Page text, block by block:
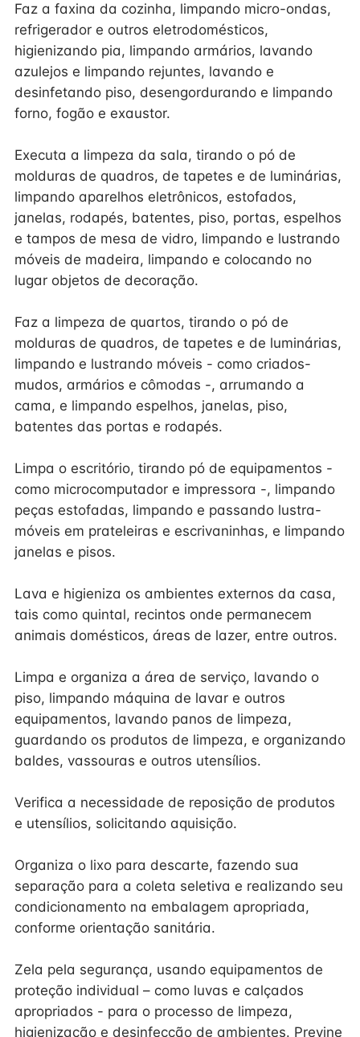
Faz a faxina da cozinha, limpando micro-ondas,
refrigerador e outros eletrodomésticos,
higienizando pia, limpando armários, lavando
azulejos e limpando rejuntes, lavando e
desinfetando piso, desengordurando e limpando
forno, fogão e exaustor.
Executa a limpeza da sala, tirando o pó de
molduras de quadros, de tapetes e de luminárias,
limpando aparelhos eletrônicos, estofados,
janelas, rodapés, batentes, piso, portas, espelhos
e tampos de mesa de vidro, limpando e lustrando
móveis de madeira, limpando e colocando no
lugar objetos de decoração.
Faz a limpeza de quartos, tirando o pó de
molduras de quadros, de tapetes e de luminárias,
limpando e lustrando móveis - como criados-
mudos, armários e cômodas -, arrumando a
cama, e limpando espelhos, janelas, piso,
batentes das portas e rodapés.
Limpa o escritório, tirando pó de equipamentos -
como microcomputador e impressora -, limpando
peças estofadas, limpando e passando lustra-
móveis em prateleiras e escrivaninhas, e limpando
janelas e pisos.
Lava e higieniza os ambientes externos da casa,
tais como quintal, recintos onde permanecem
animais domésticos, áreas de lazer, entre outros.
Limpa e organiza a área de serviço, lavando o
piso, limpando máquina de lavar e outros
equipamentos, lavando panos de limpeza,
guardando os produtos de limpeza, e organizando
baldes, vassouras e outros utensílios.
Verifica a necessidade de reposição de produtos
e utensílios, solicitando aquisição.
Organiza o lixo para descarte, fazendo sua
separação para a coleta seletiva e realizando seu
condicionamento na embalagem apropriada,
conforme orientação sanitária.
Zela pela segurança, usando equipamentos de
proteção individual – como luvas e calçados
apropriados - para o processo de limpeza,
higienização e desinfecção de ambientes. Previne